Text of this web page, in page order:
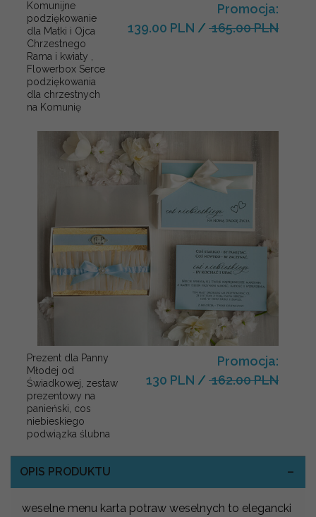
Komunijne
podziękowanie
dla Matki i Ojca
Chrzestnego
Rama i kwiaty ,
Flowerbox Serce
podziękowania
dla chrzestnych
na Komunię
Promocja:
139.00 PLN / 165.00 PLN
Prezent dla Panny
Młodej od
Świadkowej, zestaw
prezentowy na
panieński, cos
niebieskiego
podwiązka ślubna
Promocja:
130 PLN / 162.00 PLN
OPIS PRODUKTU
weselne menu karta potraw weselnych to elegancki